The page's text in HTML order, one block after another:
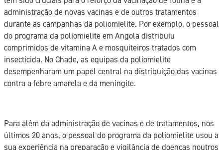
administração de novas vacinas e de outros tratamentos
durante as campanhas da poliomielite. Por exemplo, o pessoal
do programa da poliomielite em Angola distribuiu
comprimidos de vitamina A e mosquiteiros tratados com
insecticida. No Chade, as equipas da poliomielite
desempenharam um papel central na distribuição das vacinas
contra a febre amarela e da meningite.
Para além da administração de vacinas e de tratamentos, nos
últimos 20 anos, o pessoal do programa da poliomielite usou a
sua experiência na preparação e vigilância de doenças noutros